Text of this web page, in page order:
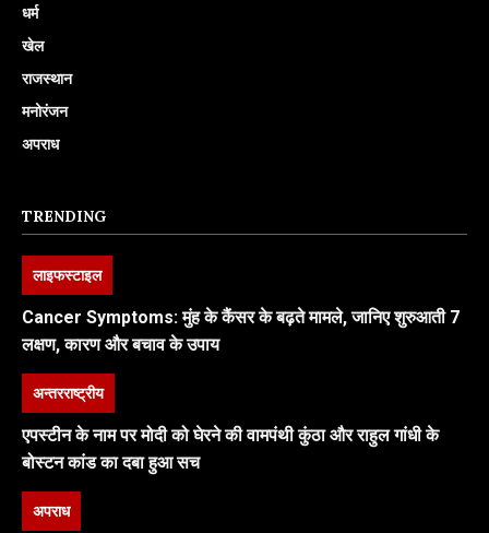
धर्म
खेल
राजस्थान
मनोरंजन
अपराध
TRENDING
लाइफस्टाइल
Cancer Symptoms: मुंह के कैंसर के बढ़ते मामले, जानिए शुरुआती 7
लक्षण, कारण और बचाव के उपाय
अन्तरराष्ट्रीय
एपस्टीन के नाम पर मोदी को घेरने की वामपंथी कुंठा और राहुल गांधी के
बोस्टन कांड का दबा हुआ सच
अपराध